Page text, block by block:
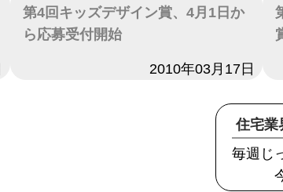
第4回キッズデザイン賞、4月1日か
ら応募受付開始
2010年03月17日
住宅業
毎週じ